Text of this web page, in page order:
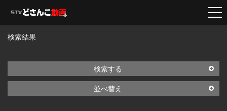
検索結果
検索する
並べ替え